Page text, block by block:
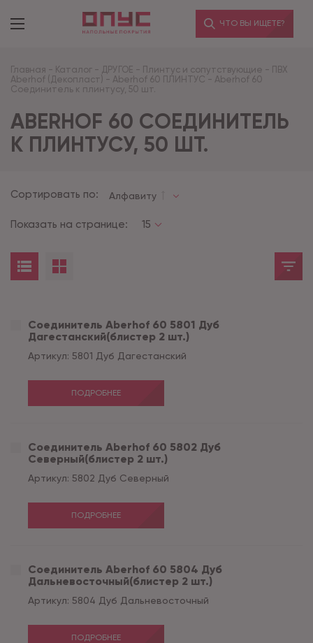
ЧТО ВЫ ИЩЕТЕ?
Главная - Каталог - ДРУГОЕ - Плинтус и сопутствующие - ПВХ
Aberhof (Декопласт) - Aberhof 60 ПЛИНТУС - Aberhof 60
Соединитель к плинтусу, 50 шт.
ABERHOF 60 СОЕДИНИТЕЛЬ
К ПЛИНТУСУ, 50 ШТ.
Сортировать по: Алфавиту
Показать на странице: 15
Соединитель Aberhof 60 5801 Дуб
Дагестанский(блистер 2 шт.)
Артикул: 5801 Дуб Дагестанский
ПОДРОБНЕЕ
Соединитель Aberhof 60 5802 Дуб
Северный(блистер 2 шт.)
Артикул: 5802 Дуб Северный
ПОДРОБНЕЕ
Соединитель Aberhof 60 5804 Дуб
Дальневосточный(блистер 2 шт.)
Артикул: 5804 Дуб Дальневосточный
ПОДРОБНЕЕ